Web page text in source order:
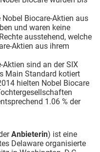
Biocare-Aktien aus
und waren keine
ausstehend, welche
Aktien aus ihrem
sind an der SIX
Main Standard kotiert
hielten Nobel Biocare
1.06 % der
Anbieterin) ist eine
Delaware organisierte